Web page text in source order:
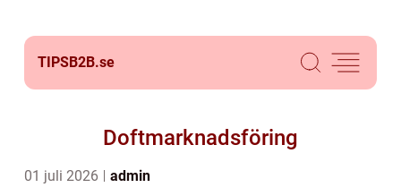
TIPSB2B.se
Doftmarknadsföring
01 juli 2026 admin